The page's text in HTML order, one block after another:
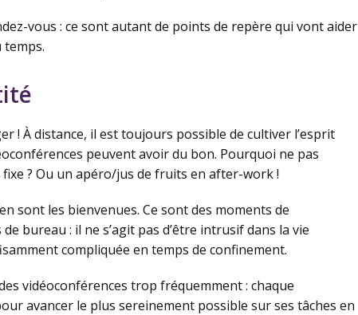
vous : ce sont autant de points de repère qui vont aider
! À distance, il est toujours possible de cultiver l’esprit
peuvent avoir du bon. Pourquoi ne pas
? Ou un apéro/jus de fruits en after-work !
sont les bienvenues. Ce sont des moments de
bureau : il ne s’agit pas d’être intrusif dans la vie
compliquée en temps de confinement.
vidéoconférences trop fréquemment : chaque
avancer le plus sereinement possible sur ses tâches en